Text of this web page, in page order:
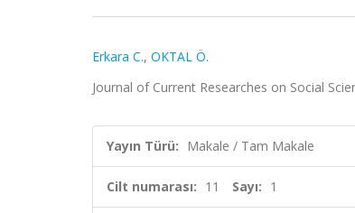
Erkara C., OKTAL Ö.
Journal of Current Researches on Social
Yayın Türü: Makale / Tam Makale
Cilt numarası: 11 Sayı: 1